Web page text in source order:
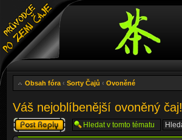
Obsah fóra ‹ Sorty Čajů ‹ Ovoněné
Váš nejoblíbenější ovoněný čaj!
Odeslat odpověď